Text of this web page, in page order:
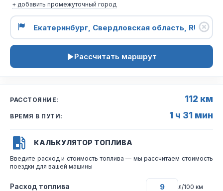
+ добавить промежуточный город
Рассчитать маршрут
РАССТОЯНИЕ: 112 км
ВРЕМЯ В ПУТИ: 1 ч 31 мин
КАЛЬКУЛЯТОР ТОПЛИВА
Введите расход и стоимость топлива — мы рассчитаем стоимость
поездки для вашей машины
Расход топлива л/100 км